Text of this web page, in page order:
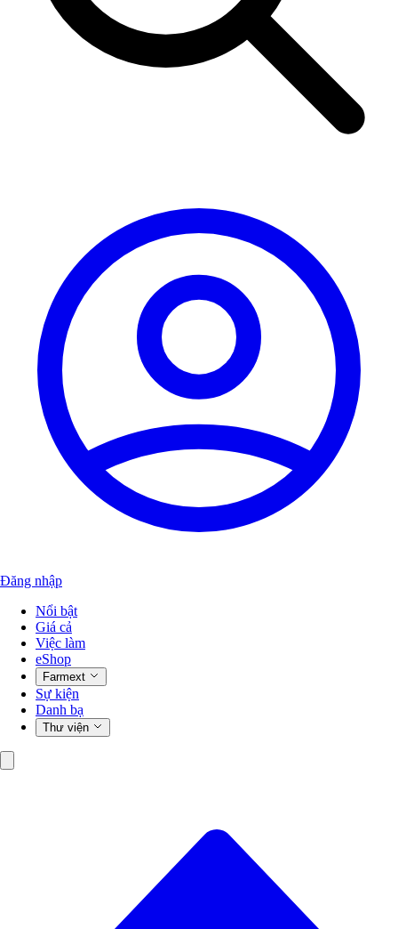
Đăng nhập
Nổi bật
Giá cả
Việc làm
eShop
Farmext
Sự kiện
Danh bạ
Thư viện